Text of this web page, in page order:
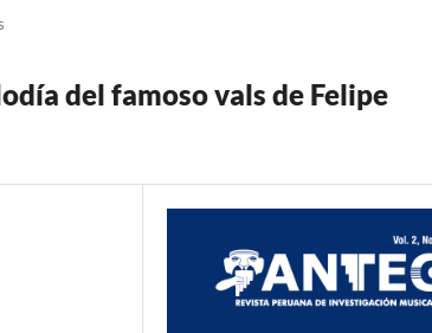
del famoso vals de Felipe